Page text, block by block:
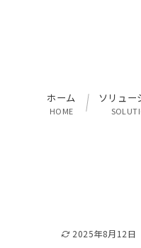
ホーム
HOME
ソリュー
2025年8月12日